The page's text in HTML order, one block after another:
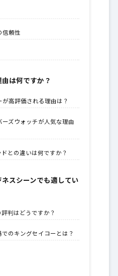
信頼性
は何ですか？
が高評価される理由は？
ーズウォッチが人気な理由
との違いは何ですか？
スシーンでも適してい
判はどうですか？
のキングセイコーとは？